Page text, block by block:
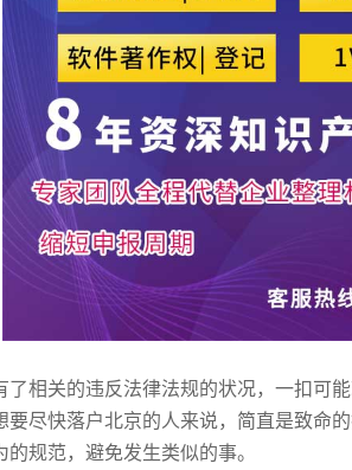
了相关的违反法律法规的状况，一扣可
尽快落户北京的人来说，简直是致命
规范，避免发生类似的事。